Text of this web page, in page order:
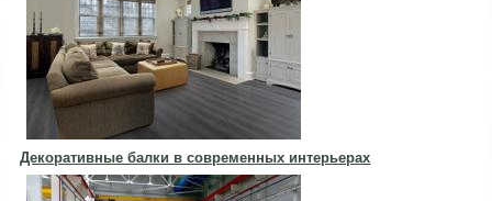
Декоративные балки в современных интерьерах